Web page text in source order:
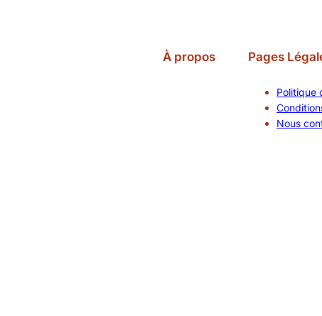
À propos Pages
Politique
Nous